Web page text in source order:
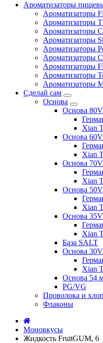
Ароматизаторы
Ароматизаторы
Ароматизаторы
Ароматизаторы
Ароматизаторы
Ароматизаторы
Ароматизаторы
Ароматизаторы
Ароматизаторы
Ароматизаторы
Сделай сам
Основа
Основа
Xian
Основа
Xian
Основа
Xian
Основа
Xian
Основа
Xian
База SALT
Основа
Xian
Основа 54
PG/VG
Проволока и
Флаконы
Моновкусы
Жидкость FruitGUM, 6